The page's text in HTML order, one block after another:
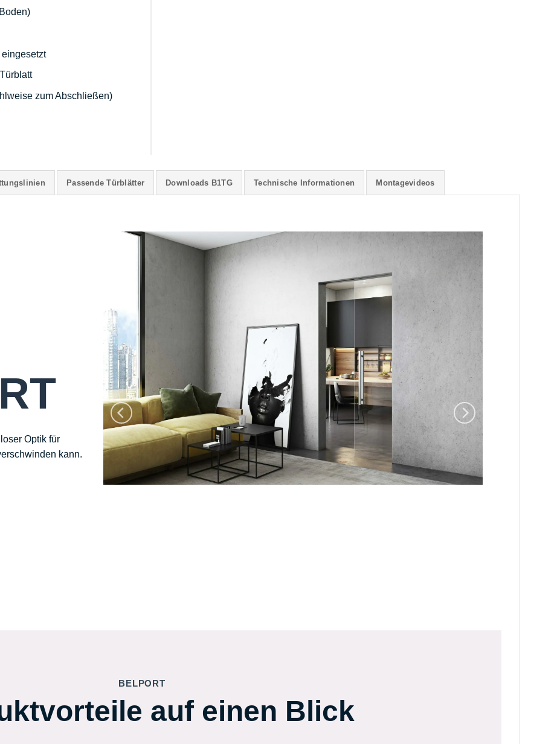
zum Abschließen)
Passende Türblätter Downloads B1TG Technische Informationen Montagevideos
Optik für
kann.
BELPORT
auf einen Blick